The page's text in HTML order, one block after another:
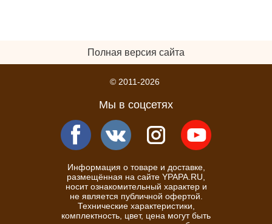
Полная версия сайта
© 2011-2026
Мы в соцсетях
Информация о товаре и доставке,
размещённая на сайте YPAPA.RU,
носит ознакомительный характер и
не является публичной офертой.
Технические характеристики,
комплектность, цвет, цена могут быть